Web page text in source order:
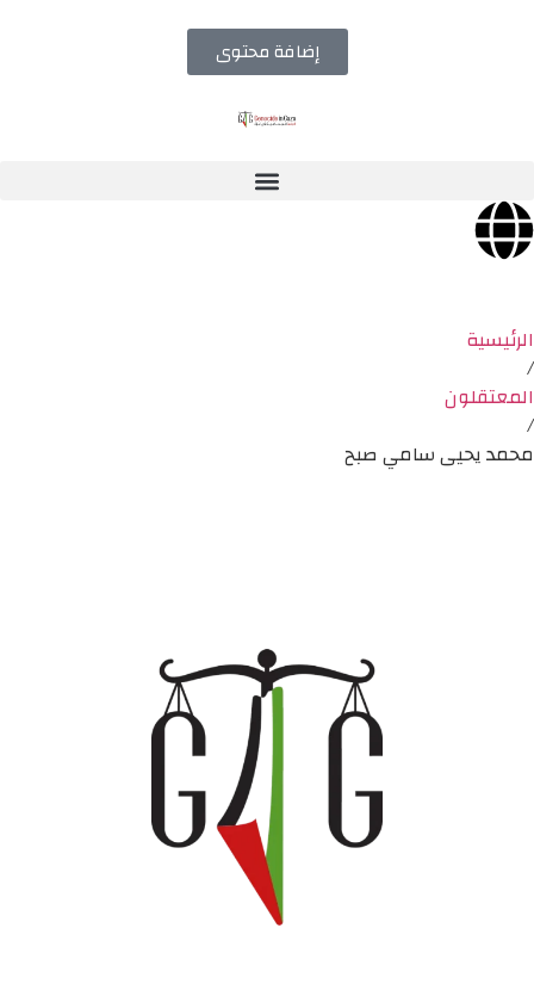
إضافة محتوى
الرئيسية
/
المعتقلون
/
محمد يحيى سامي صبح